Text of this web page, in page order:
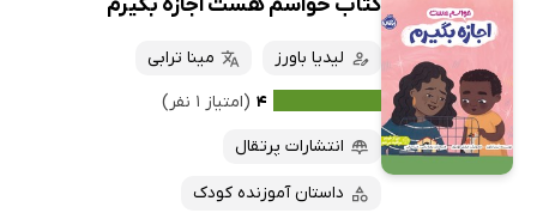
لیدیا باورز
مینا ترابی
۴ (امتیاز ۱ نفر)
انتشارات پرتقال
داستان آموزنده کودک